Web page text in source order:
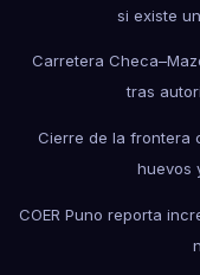
si existe
Carretera
tras
Cierre de la frontera
huevos
COER Puno reporta